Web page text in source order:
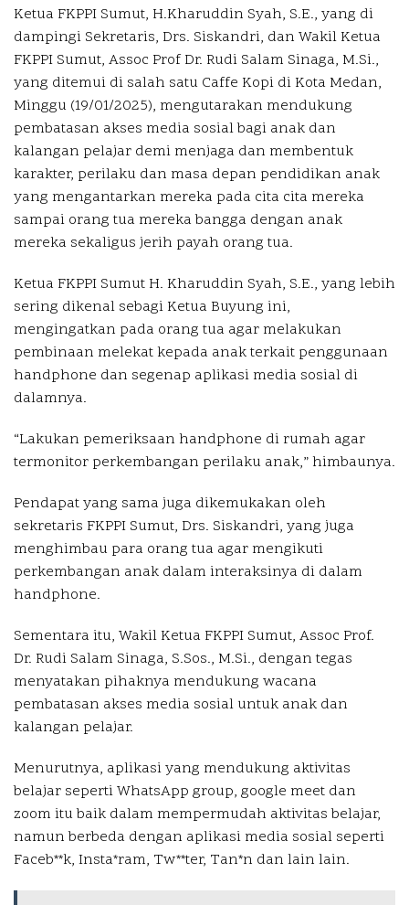
Ketua FKPPI Sumut, H.Kharuddin Syah, S.E., yang di
dampingi Sekretaris, Drs. Siskandri, dan Wakil Ketua
FKPPI Sumut, Assoc Prof Dr. Rudi Salam Sinaga, M.Si.,
yang ditemui di salah satu Caffe Kopi di Kota Medan,
Minggu (19/01/2025), mengutarakan mendukung
pembatasan akses media sosial bagi anak dan
kalangan pelajar demi menjaga dan membentuk
karakter, perilaku dan masa depan pendidikan anak
yang mengantarkan mereka pada cita cita mereka
sampai orang tua mereka bangga dengan anak
mereka sekaligus jerih payah orang tua.
Ketua FKPPI Sumut H. Kharuddin Syah, S.E., yang lebih
sering dikenal sebagi Ketua Buyung ini,
mengingatkan pada orang tua agar melakukan
pembinaan melekat kepada anak terkait penggunaan
handphone dan segenap aplikasi media sosial di
dalamnya.
“Lakukan pemeriksaan handphone di rumah agar
termonitor perkembangan perilaku anak,” himbaunya.
Pendapat yang sama juga dikemukakan oleh
sekretaris FKPPI Sumut, Drs. Siskandri, yang juga
menghimbau para orang tua agar mengikuti
perkembangan anak dalam interaksinya di dalam
handphone.
Sementara itu, Wakil Ketua FKPPI Sumut, Assoc Prof.
Dr. Rudi Salam Sinaga, S.Sos., M.Si., dengan tegas
menyatakan pihaknya mendukung wacana
pembatasan akses media sosial untuk anak dan
kalangan pelajar.
Menurutnya, aplikasi yang mendukung aktivitas
belajar seperti WhatsApp group, google meet dan
zoom itu baik dalam mempermudah aktivitas belajar,
namun berbeda dengan aplikasi media sosial seperti
Faceb**k, Insta*ram, Tw**ter, Tan*n dan lain lain.